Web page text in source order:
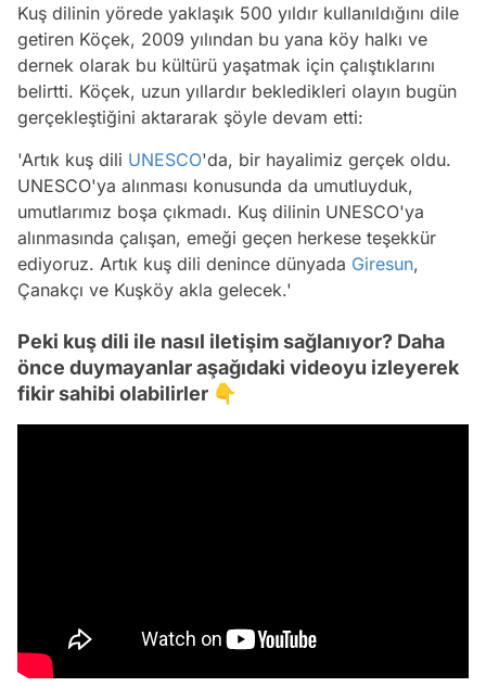
Kuş dilinin yörede yaklaşık 500 yıldır kullanıldığını dile
getiren Köçek, 2009 yılından bu yana köy halkı ve
dernek olarak bu kültürü yaşatmak için çalıştıklarını
belirtti. Köçek, uzun yıllardır bekledikleri olayın bugün
gerçekleştiğini aktararak şöyle devam etti:
'Artık kuş dili UNESCO'da, bir hayalimiz gerçek oldu.
UNESCO'ya alınması konusunda da umutluyduk,
umutlarımız boşa çıkmadı. Kuş dilinin UNESCO'ya
alınmasında çalışan, emeği geçen herkese teşekkür
ediyoruz. Artık kuş dili denince dünyada Giresun,
Çanakçı ve Kuşköy akla gelecek.'
Peki kuş dili ile nasıl iletişim sağlanıyor? Daha
önce duymayanlar aşağıdaki videoyu izleyerek
fikir sahibi olabilirler 👇